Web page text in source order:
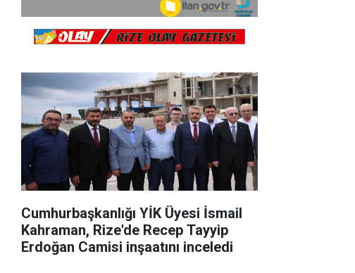
Cumhurbaşkanlığı YİK Üyesi İsmail
Kahraman, Rize'de Recep Tayyip
Erdoğan Camisi inşaatını inceledi